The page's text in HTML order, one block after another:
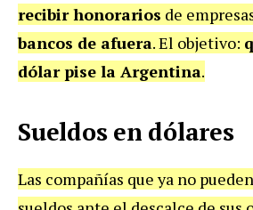
recibir honorarios de
bancos de afuera. El objetivo:
dólar pise la Argentina.
Sueldos en dólares
Las compañías que ya no